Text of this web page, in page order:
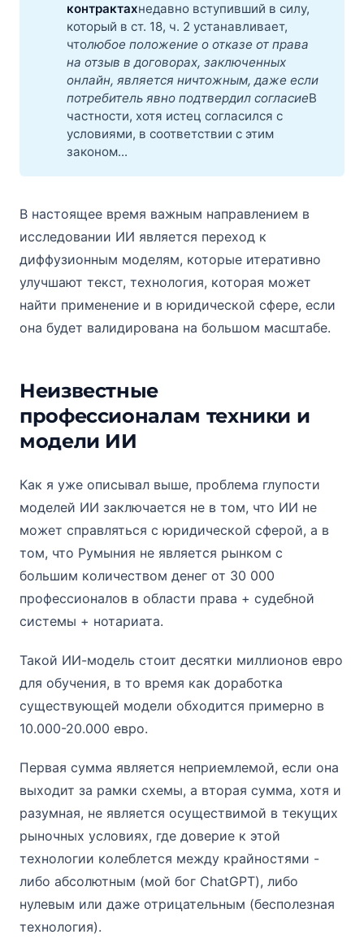
контрактахнедавно вступивший в силу,
который в ст. 18, ч. 2 устанавливает,
чтолюбое положение о отказе от права
на отзыв в договорах, заключенных
онлайн, является ничтожным, даже если
потребитель явно подтвердил согласиеВ
частности, хотя истец согласился с
условиями, в соответствии с этим
законом...
В настоящее время важным направлением в
исследовании ИИ является переход к
диффузионным моделям, которые итеративно
улучшают текст, технология, которая может
найти применение и в юридической сфере, если
она будет валидирована на большом масштабе.
Неизвестные
профессионалам техники и
модели ИИ
Как я уже описывал выше, проблема глупости
моделей ИИ заключается не в том, что ИИ не
может справляться с юридической сферой, а в
том, что Румыния не является рынком с
большим количеством денег от 30 000
профессионалов в области права + судебной
системы + нотариата.
Такой ИИ-модель стоит десятки миллионов евро
для обучения, в то время как доработка
существующей модели обходится примерно в
10.000-20.000 евро.
Первая сумма является неприемлемой, если она
выходит за рамки схемы, а вторая сумма, хотя и
разумная, не является осуществимой в текущих
рыночных условиях, где доверие к этой
технологии колеблется между крайностями -
либо абсолютным (мой бог ChatGPT), либо
нулевым или даже отрицательным (бесполезная
технология).